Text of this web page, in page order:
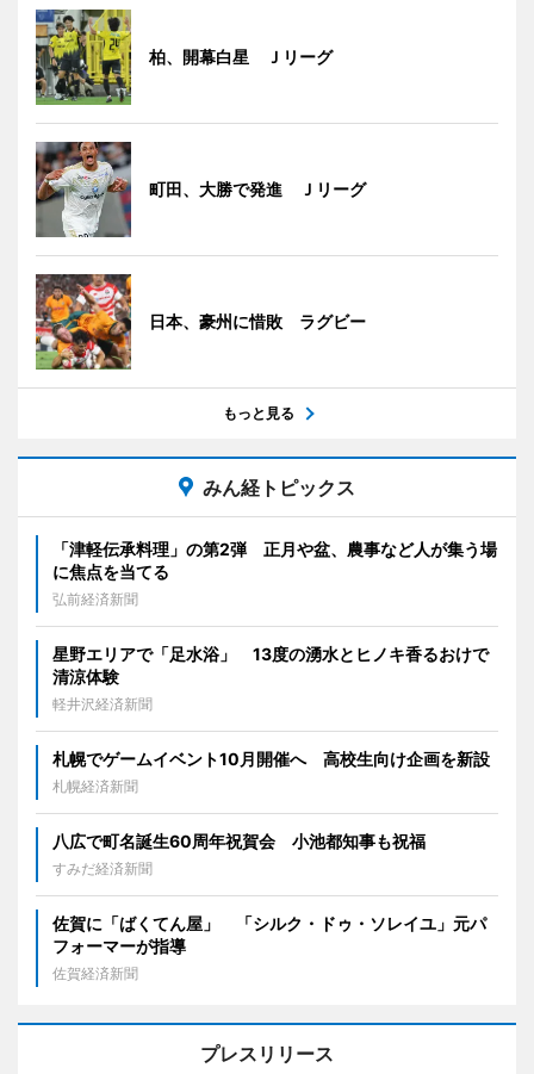
柏、開幕白星 Ｊリーグ
町田、大勝で発進 Ｊリーグ
日本、豪州に惜敗 ラグビー
もっと見る
みん経トピックス
「津軽伝承料理」の第2弾 正月や盆、農事など人が集う場
に焦点を当てる
弘前経済新聞
星野エリアで「足水浴」 13度の湧水とヒノキ香るおけで
清涼体験
軽井沢経済新聞
札幌でゲームイベント10月開催へ 高校生向け企画を新設
札幌経済新聞
八広で町名誕生60周年祝賀会 小池都知事も祝福
すみだ経済新聞
佐賀に「ばくてん屋」 「シルク・ドゥ・ソレイユ」元パ
フォーマーが指導
佐賀経済新聞
プレスリリース